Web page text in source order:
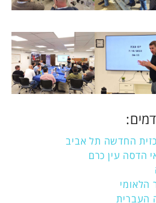
החדשה תל אביב
הדסה עין כרם
הלאומי
העברית